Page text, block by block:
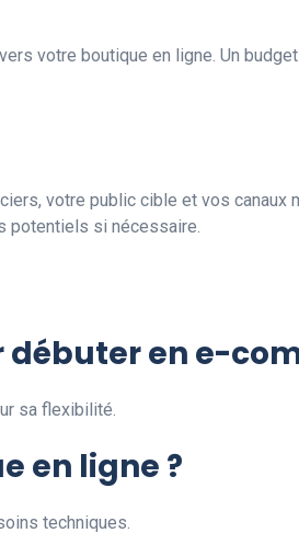
votre boutique en ligne. Un
votre public cible et vos canaux
potentiels si nécessaire.
en e-
sa flexibilité.
en ligne ?
techniques.